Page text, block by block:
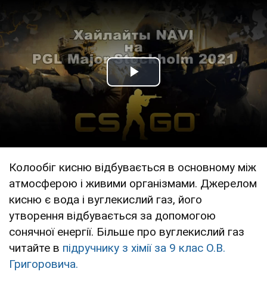
Play Video
Колообіг кисню відбувається в основному між
атмосферою і живими організмами. Джерелом
кисню є вода і вуглекислий газ, його
утворення відбувається за допомогою
сонячної енергії. Більше про вуглекислий газ
читайте в підручнику з хімії за 9 клас О.В.
Григоровича.